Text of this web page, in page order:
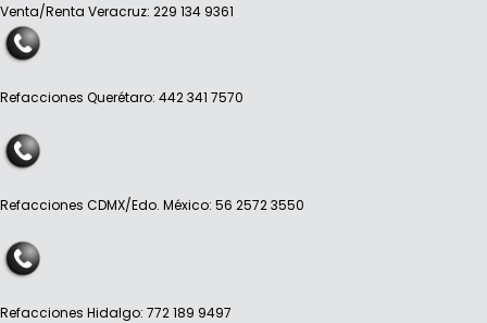
Venta/Renta Veracruz: 229 134 9361
Refacciones Querétaro: 442 341 7570
Refacciones CDMX/Edo. México: 56 2572 3550
Refacciones Hidalgo: 772 189 9497